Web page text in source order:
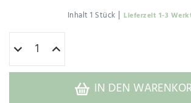
Inhalt1 Stück | Lieferzeit 1-3
IN DEN